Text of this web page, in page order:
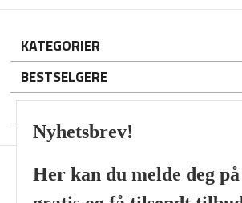
KATEGORIER
BESTSELGERE
DIN KONTO
Nyhetsbrev!
Her kan du melde deg